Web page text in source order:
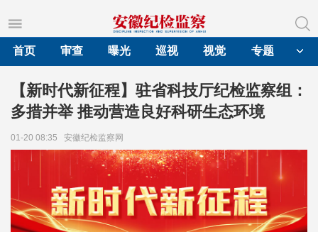
首页
审查 曝光 巡视 视觉 专题
【新时代新征程】驻省科技厅纪检监察组：
多措并举 推动营造良好科研生态环境
01-20 08:35 安徽纪检监察网